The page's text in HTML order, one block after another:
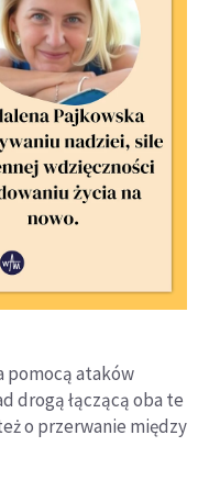
pomocą ataków
drogą łączącą oba te
o przerwanie między